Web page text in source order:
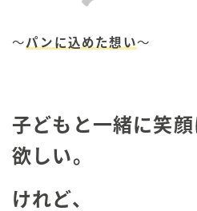
〜パンに込めた想い〜
子どもと一緒に笑
欲しい。
けれど、